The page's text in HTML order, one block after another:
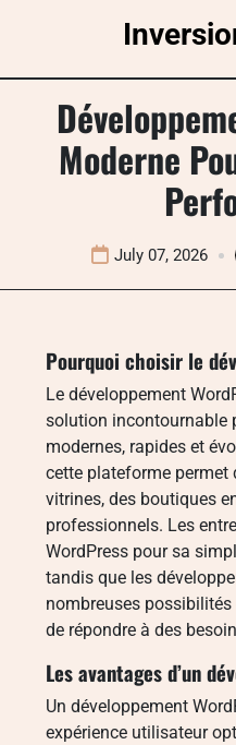
Moderne
July 07, 2026
Pourquoi choisir le
Le développement
solution incontournable
modernes, rapides et
cette plateforme permet
vitrines, des boutiques
professionnels. Les
WordPress pour sa
tandis que les
nombreuses
de répondre à des
Les avantages d’un
Un développement
expérience utilisateur